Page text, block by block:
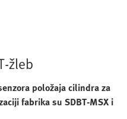
žleb
položaja cilindra za
fabrika su SDBT-MSX i